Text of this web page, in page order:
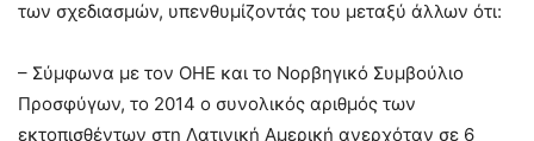
των σχεδιασμών, υπενθυμίζοντάς του μεταξύ άλλων ότι:
– Σύμφωνα με τον ΟΗΕ και το Νορβηγικό Συμβούλιο
Προσφύγων, το 2014 ο συνολικός αριθμός των
εκτοπισθέντων στη Λατινική Αμερική ανερχόταν σε 6